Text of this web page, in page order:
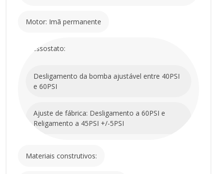
Diafragma: Santoprene
Motor: Imã permanente
Pressostato:
Desligamento da bomba ajustável entre 40PSI
e 60PSI
Ajuste de fábrica: Desligamento a 60PSI e
Religamento a 45PSI +/-5PSI
Materiais construtivos: